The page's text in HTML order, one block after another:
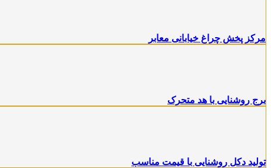
مرکز پخش چراغ خیابانی معابر
برج روشنایی با هد متحرک
تولید دکل روشنایی با قیمت مناسب